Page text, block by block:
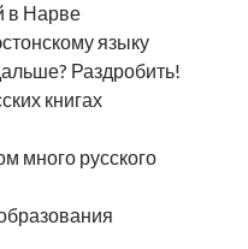
в Нарве
языку
Раздробить!
книгах
много русского